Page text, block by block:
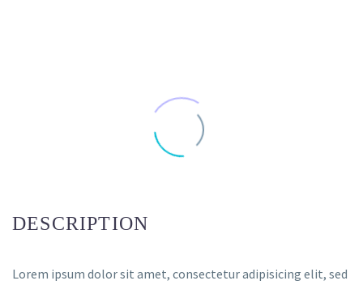
DESCRIPTION
Lorem ipsum dolor sit amet, consectetur adipisicing elit, sed